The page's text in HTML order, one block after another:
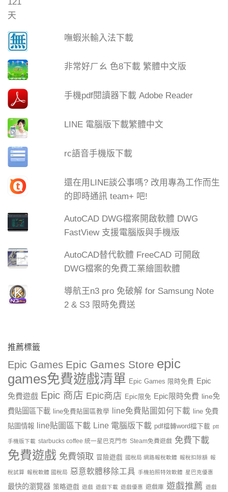
嘸蝦米輸入法下載
非常好ㄏㄠ 色8下載 繁體中文版
手機pdf閱讀器下載 Adobe Reader
LINE 電腦版下載繁體中文
rc語音手機版下載
還在用LINE談公事嗎? 改用專為工作而生
的即時通訊 team+ 吧!
AutoCAD DWG檔案開啟軟體 DWG
FastView 支援電腦版與手機版
AutoCAD替代軟體 FreeCAD 可開啟
DWG檔案的免費工業繪圖軟體
導航王n3 pro 免破解 for Samsung Note
2 & S3 限時免費送
推薦標籤
Epic Games Epic Games Store epic
games免費遊戲清單 Epic Games 限時免費 Epic
免費遊戲 Epic 商店 Epic商店 Epic限免 Epic限時免費 line免
費貼圖區下載
line免費貼圖區教學 line免費貼圖如何下載
line 免費
貼圖情報
line貼圖區下載 Line 電腦版下載 pdf檔轉word檔下載 ptt
手機版下載 starbucks coffee 統一星巴克門市 Steam免費遊戲 免費下載
免費遊戲 免費領取 冒險遊戲 國稅局 網路報稅軟體 報稅扣除額 報
稅試算 報稅軟體 國稅局 惡意軟體移除工具 手機拍照特效軟體 星巴克優惠
最快的瀏覽器 策略遊戲 遊戲 遊戲下載 遊戲優惠 遊戲庫 遊戲推薦 遊戲